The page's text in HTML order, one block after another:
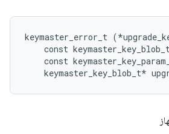
keymaster_error_t
const
const